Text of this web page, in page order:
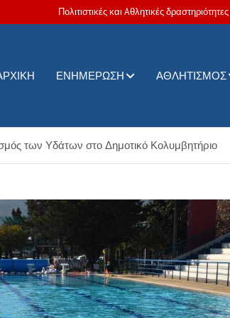
Πολιτιστικές και Aθλητικές
Δήμου
ΕΝΗΜΈΡΩΣΗ ΑΘΛΗΤΙΣΜΌΣ
των Υδάτων στο Δημοτικό Κολυμβητήριο